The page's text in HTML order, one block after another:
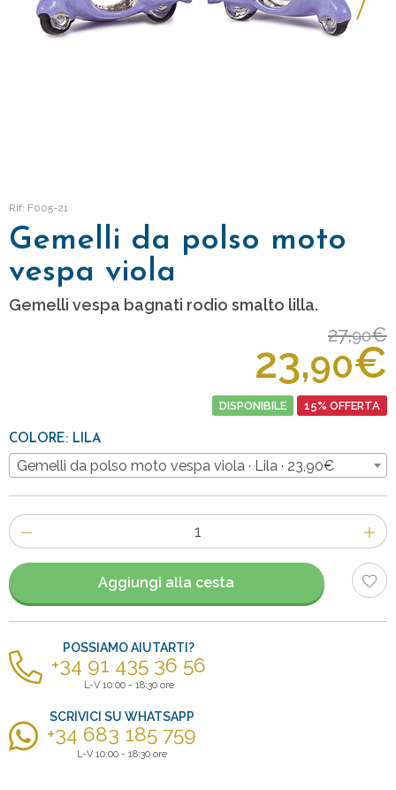
Rif: F005-21
Gemelli da polso moto
vespa viola
Gemelli vespa bagnati rodio smalto lilla.
27,90€
23,90€
DISPONIBILE 15% OFFERTA
COLORE: LILA
Gemelli da polso moto vespa viola · Lila · 23,90€
Numero
di
articoli
Aggiungi alla cesta
POSSIAMO AIUTARTI?
+34 91 435 36 56
L-V 10:00 - 18:30 ore
SCRIVICI SU WHATSAPP
+34 683 185 759
L-V 10:00 - 18:30 ore